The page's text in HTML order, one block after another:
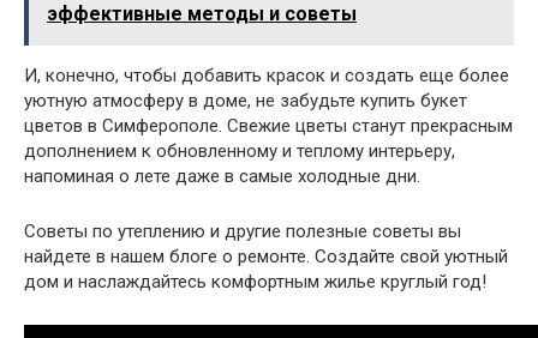
эффективные методы и советы
И, конечно, чтобы добавить красок и создать еще более
уютную атмосферу в доме, не забудьте купить букет
цветов в Симферополе. Свежие цветы станут прекрасным
дополнением к обновленному и теплому интерьеру,
напоминая о лете даже в самые холодные дни.
Советы по утеплению и другие полезные советы вы
найдете в нашем блоге о ремонте. Создайте свой уютный
дом и наслаждайтесь комфортным жилье круглый год!